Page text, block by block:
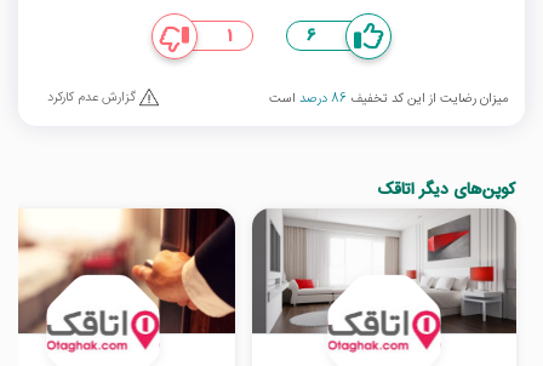
6
1
میزان رضایت از این کد تخفیف 86 درصد است گزارش عدم کارکرد
کوپن‌های دیگر اتاقک